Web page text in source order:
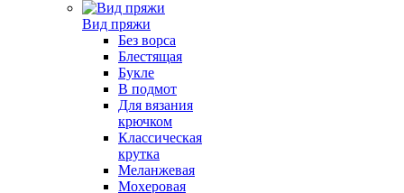
Вид пряжи
Без ворса
Блестящая
Букле
В подмот
Для вязания
крючком
Классическая
крутка
Меланжевая
Мохеровая